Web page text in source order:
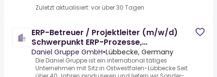
Zuletzt aktualisiert: vor über 30 Tagen
ERP-Betreuer / Projektleiter (m/w/d)
Schwerpunkt ERP-Prozesse,
Digitalisierung & SQL
Daniel Gruppe GmbH•Lübbecke, Germany
Die Daniel Gruppe ist ein international tätiges
Unternehmen mit Sitz in Ostwestfalen-Lübbecke.Seit